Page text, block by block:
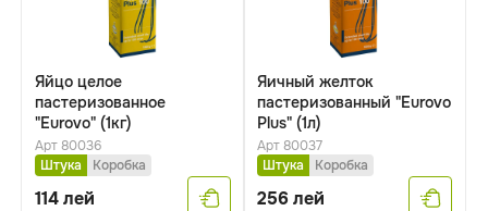
Яйцо целое
пастеризованноe
"Eurovo" (1кг)
Арт 80036
Штука
Коробка
114лей
Яичный желток
пастеризованный "Eurovo
Plus" (1л)
Арт 80037
Штука
Коробка
256 лей